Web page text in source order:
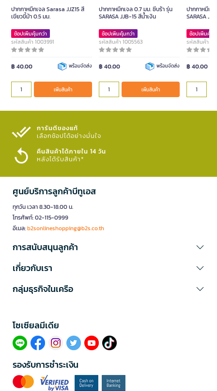
ปากกาหมึกเจล Sarasa JJZ15 สี
เขียวขี้ม้า 0.5 มม.
ช้อปเพิ่มคุ้มกว่า
รหัสสินค้า 1003991
฿ 40.00 พร้อมจัดส่ง
เพิ่มสินค้า
ปากกาหมึกเจล 0.7 มม. ซีบร้า รุ่น
SARASA JJB-15 สีน้ำเงิน
ช้อปเพิ่มคุ้มกว่า
รหัสสินค้า 1005563
฿ 40.00 พร้อมจัดส่ง
เพิ่มสินค้า
ปากกาหมึกเ
SARASA
ช้อปเพิ่มคุ้ม
รหัสสินค้า
฿ 40.00
การันตีของแท้
เลือกช้อปได้อย่างมั่นใจ​
คืนสินค้าได้ภายใน 14 วัน
หลังได้รับสินค้า*
ศูนย์บริการลูกค้าบีทูเอส
ทุกวัน เวลา 8.30-18.00 น.
โทรศัพท์: 02-115-0999
อีเมล:b2sonlineshopping@b2s.co.th
การสนับสนุนลูกค้า
เกี่ยวกับเรา
กลุ่มธุรกิจในเครือ
โซเซียลมีเดีย​
รองรับการชำระเงิน